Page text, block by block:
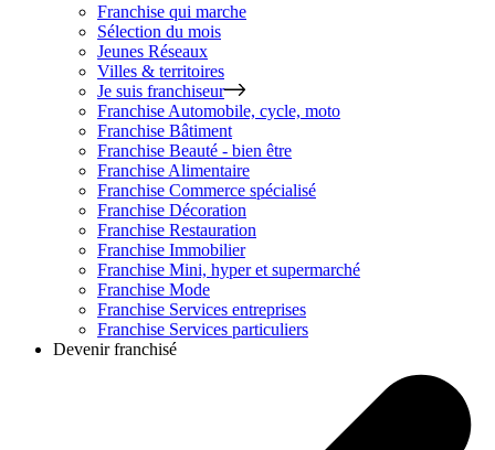
Franchise qui marche
Sélection du mois
Jeunes Réseaux
Villes & territoires
Je suis franchiseur
Franchise Automobile, cycle, moto
Franchise Bâtiment
Franchise Beauté - bien être
Franchise Alimentaire
Franchise Commerce spécialisé
Franchise Décoration
Franchise Restauration
Franchise Immobilier
Franchise Mini, hyper et supermarché
Franchise Mode
Franchise Services entreprises
Franchise Services particuliers
Devenir franchisé